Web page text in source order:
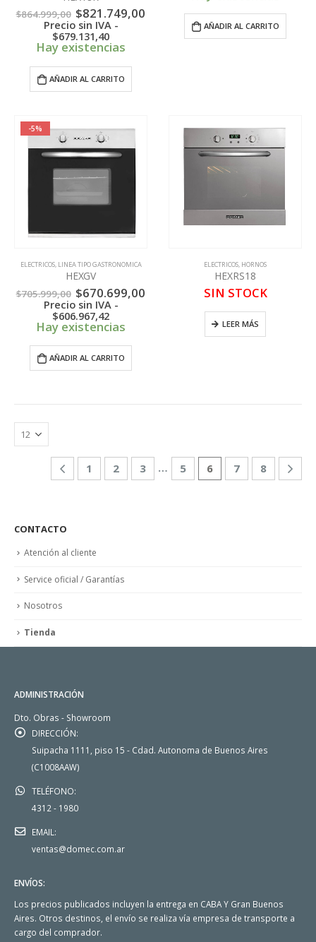
$864.999,00 El
precio
original
era:
$821.749,00
Precio sin IVA -
$679.131,40
Hay existencias
AÑADIR AL CARRITO
AÑADIR AL CARRITO
-5%
ELECTRICOS, LINEA TIPO GASTRONOMICA
HEXGV
$705.999,00 El
precio
original
era:
$670.699,00
$670.699,00.
Precio sin IVA -
$606.967,42
Hay existencias
AÑADIR AL CARRITO
ELECTRICOS, HORNOS
HEXRS18
SIN STOCK
LEER MÁS
1 2 3 … 5 6 7 8
CONTACTO
Atención al cliente
Service oficial / Garantías
Nosotros
Tienda
ADMINISTRACIÓN
Dto. Obras - Showroom
DIRECCIÓN:
Suipacha 1111, piso 15 - Cdad. Autonoma de Buenos Aires
(C1008AAW)
TELÉFONO:
4312 - 1980
EMAIL:
ventas@domec.com.ar
ENVÍOS:
Los precios publicados incluyen la entrega en CABA Y Gran Buenos
Aires. Otros destinos, el envío se realiza vía empresa de transporte a
cargo del comprador.